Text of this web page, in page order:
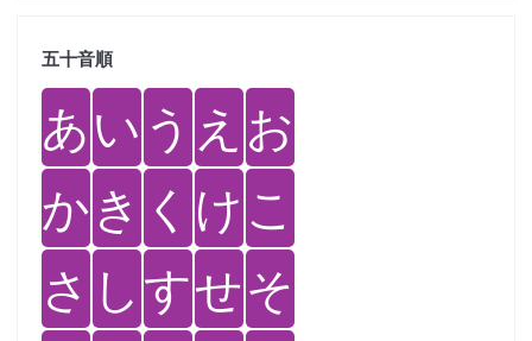
五十音順
あい う え お
かき く けこ
さ しすせそ